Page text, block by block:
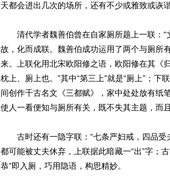
天都会进出几次的场所，还有不少或雅致或诙
清代学者魏善伯曾在自家厕所题上一联：“
故，化而成联。魏善伯成功运用了两个与厕所
来。上联化用北宋欧阳修之语，欧阳修在其《
枕上、厕上也。”其中“第三上”就是“厕上”；
间创作千古名文《三都赋》，家中处处放有纸
使人一看便知与厕所有关，既不失其主题，
古时还有一隐字联：“七条严妇戒，四品受
都可能被丈夫休弃，上联据此暗藏一“出”字；
恭”即入厕，巧用隐语，构思精妙。